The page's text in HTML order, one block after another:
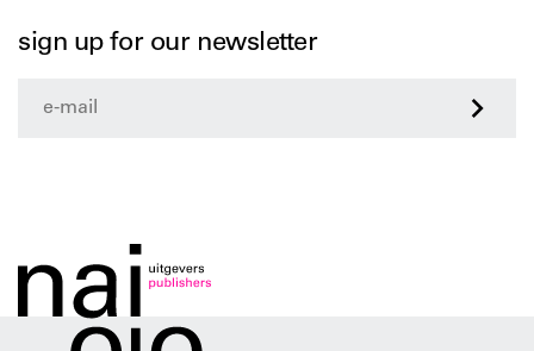
sign up for our newsletter